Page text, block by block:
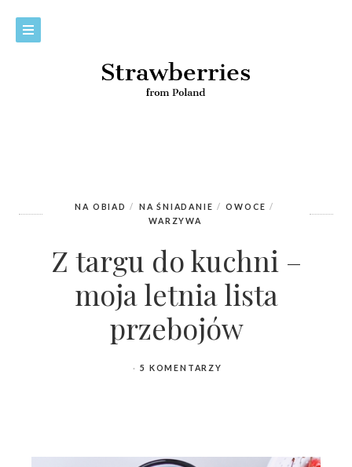
NA OBIAD NA ŚNIADANIE
OWOCE
WARZYWA
Z targu do kuchni –
moja letnia lista
przebojów
5 KOMENTARZY